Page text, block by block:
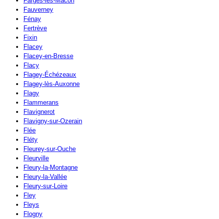
Fauverney
Fénay
Fertrève
Fixin
Flacey
Flacey-en-Bresse
Flacy
Flagey-Échézeaux
Flagey-lès-Auxonne
Flagy
Flammerans
Flavignerot
Flavigny-sur-Ozerain
Flée
Fléty
Fleurey-sur-Ouche
Fleurville
Fleury-la-Montagne
Fleury-la-Vallée
Fleury-sur-Loire
Fley
Fleys
Flogny